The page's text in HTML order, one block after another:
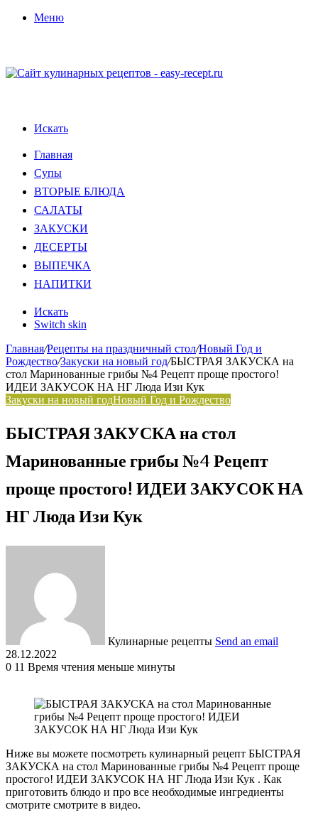
Меню
Искать
Главная
Супы
ВТОРЫЕ БЛЮДА
САЛАТЫ
ЗАКУСКИ
ДЕСЕРТЫ
ВЫПЕЧКА
НАПИТКИ
Искать
Switch skin
Главная/Рецепты на праздничный стол/Новый Год и
Рождество/Закуски на новый год/БЫСТРАЯ ЗАКУСКА на
стол Маринованные грибы №4 Рецепт проще простого!
ИДЕИ ЗАКУСОК НА НГ Люда Изи Кук
Закуски на новый годНовый Год и Рождество
БЫСТРАЯ ЗАКУСКА на стол
Маринованные грибы №4 Рецепт
проще простого! ИДЕИ ЗАКУСОК НА
НГ Люда Изи Кук
Кулинарные рецепты Send an email
28.12.2022
0 11 Время чтения меньше минуты
Ниже вы можете посмотреть кулинарный рецепт БЫСТРАЯ
ЗАКУСКА на стол Маринованные грибы №4 Рецепт проще
простого! ИДЕИ ЗАКУСОК НА НГ Люда Изи Кук . Как
приготовить блюдо и про все необходимые ингредиенты
смотрите смотрите в видео.